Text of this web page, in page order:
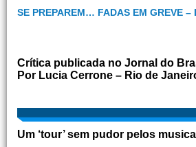
SE PREPAREM… FADAS EM GREVE
Crítica publicada no Jornal do
Por Lucia Cerrone – Rio de
Um ‘tour’ sem pudor pelos